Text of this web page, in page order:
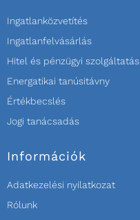
Ingatlanközvetítés
Ingatlanfelvásárlás
Hitel és pénzügyi
Energatikai tanúsitávny
Értékbecslés
Jogi tanácsadás
Információk
Adatkezelési nyilatkozat
Rólunk